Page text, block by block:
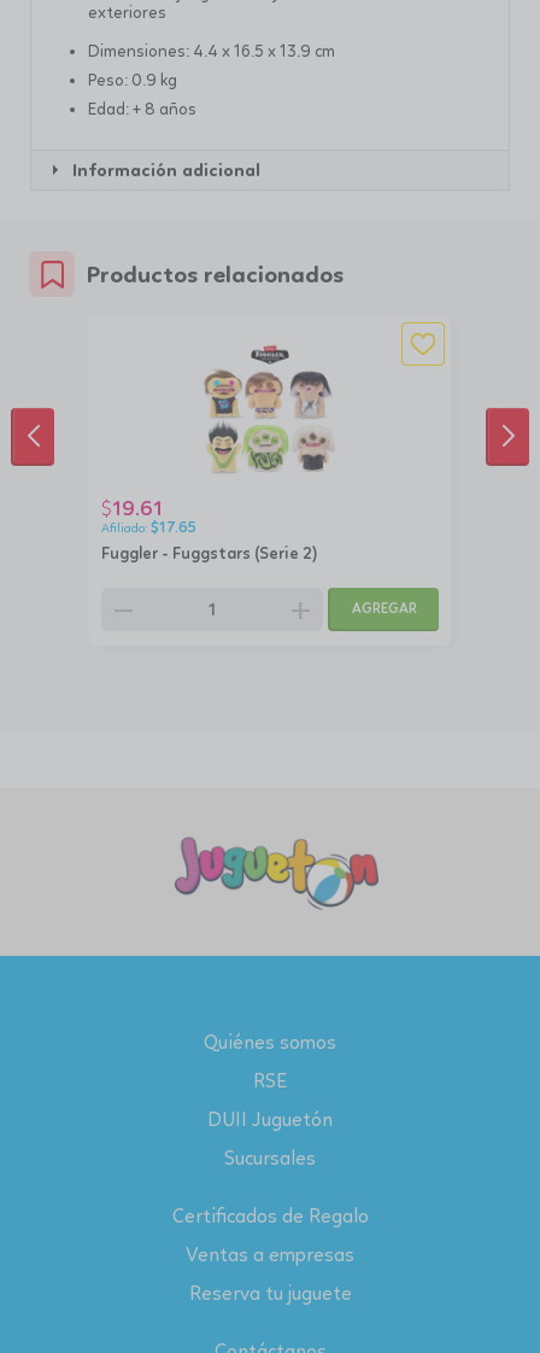
exteriores
Dimensiones: ‎4.4 x 16.5 x 13.9 cm
Peso: 0.9 kg
Edad: + 8 años
Información adicional
Productos relacionados
Fuggler - Fuggstars (Serie 2)
$19.61
$17.65
remove add AGREGAR
ANTERIOR
Quiénes somos
RSE
DUII Juguetón
Sucursales
Certificados de Regalo
Ventas a empresas
Reserva tu juguete